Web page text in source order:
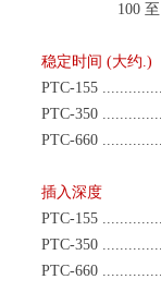
100
稳定时间 (大约.)
PTC-155
PTC-350
PTC-660
插入深度
PTC-155
PTC-350
PTC-660